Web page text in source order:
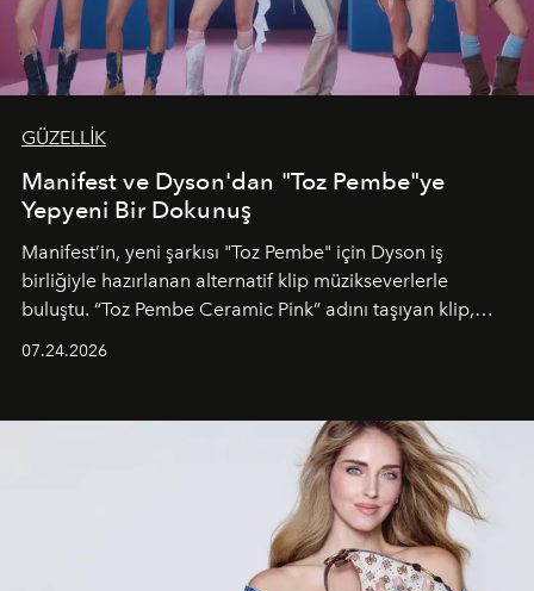
GÜZELLİK
Manifest ve Dyson'dan "Toz Pembe"ye
Yepyeni Bir Dokunuş
Manifest’in, yeni şarkısı "Toz Pembe" için Dyson iş
birliğiyle hazırlanan alternatif klip müzikseverlerle
buluştu. “Toz Pembe Ceramic Pink” adını taşıyan klip,
unsurlarından biri olarak öne çıkıyor.
07.24.2026